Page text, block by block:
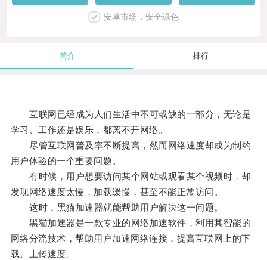
安卓市场，安全绿色
简介 排行
互联网已经成为人们生活中不可或缺的一部分，无论是
学习、工作还是娱乐，都离不开网络。
尽管互联网普及率不断提高，然而网络速度却成为制约
用户体验的一个重要问题。
有时候，用户想要访问某个网站或观看某个视频时，却
发现网络速度太慢，加载缓慢，甚至不能正常访问。
这时，黑猫加速器就能帮助用户解决这一问题。
黑猫加速器是一款专业的网络加速软件，利用其智能的
网络分流技术，帮助用户加速网络连接，提高互联网上的下
载、上传速度。